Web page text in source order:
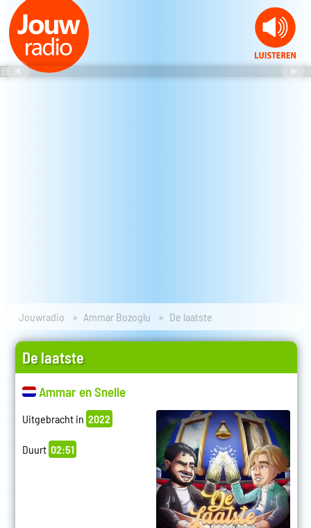
Jouwradio Ammar Bozoglu De laatste
De laatste
Ammar en Snelle
Uitgebracht in 2022
Duurt 02:51